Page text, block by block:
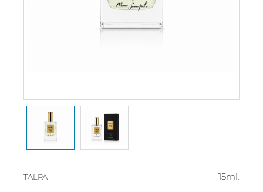
TALPA 15ml.